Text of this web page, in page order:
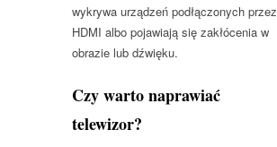
wykrywa urządzeń podłączonych przez
HDMI albo pojawiają się zakłócenia w
obrazie lub dźwięku.
Czy warto naprawiać
telewizor?